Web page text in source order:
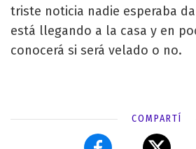
triste noticia nadie esperaba
está llegando a la casa y en
conocerá si será velado o no.
COMPARTÍ